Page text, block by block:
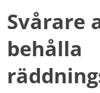
Svårare
behålla